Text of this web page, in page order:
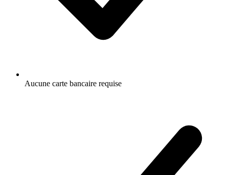
Aucune carte bancaire requise